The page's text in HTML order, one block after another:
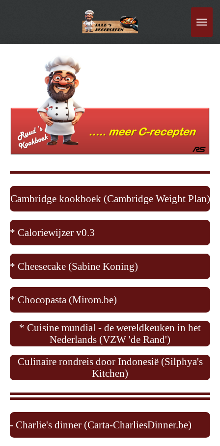
hoofdinhoud
Cambridge kookboek (Cambridge Weight Plan)
* Caloriewijzer v0.3
* Cheesecake (Sabine Koning)
* Chocopasta (Mirom.be)
* Cuisine mundial - de wereldkeuken in het
Nederlands (VZW 'de Rand')
Culinaire rondreis door Indonesië (Silphya's
Kitchen)
- Charlie's dinner (Carta-CharliesDinner.be)